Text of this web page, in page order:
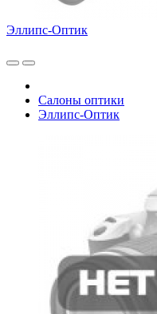
Эллипс-Оптик
Салоны оптики
Эллипс-Оптик